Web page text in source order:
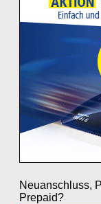
Neuanschluss,
Prepaid?